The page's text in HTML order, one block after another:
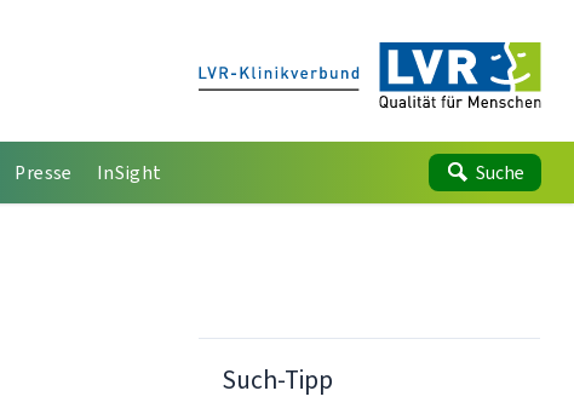
Presse InSight Suche
Such-Tipp